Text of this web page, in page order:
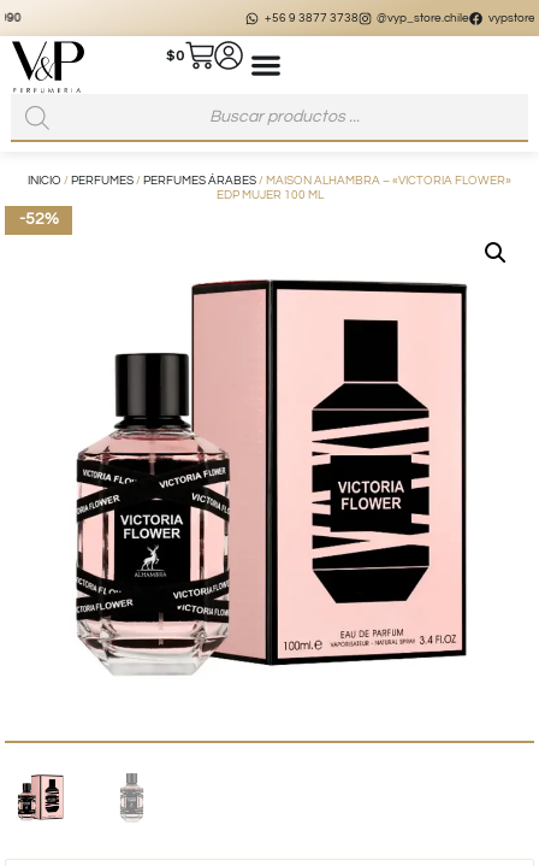
@vyp_store.chile vypstore.cl
$0
INICIO / PERFUMES / PERFUMES ÁRABES / MAISON ALHAMBRA – «VICTORIA FLOWER»
EDP MUJER 100 ML
-52%